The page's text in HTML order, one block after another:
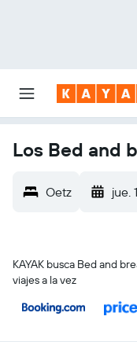
Los Bed and
Oetz jue.
KAYAK busca Bed and
viajes a la vez